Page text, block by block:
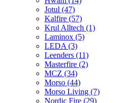
Jotul (47)
Kalfire (57)
Krul Alltech (1)
Laminox (5)
LEDA (3)
Leenders (11)
Masterfire (2)
MCZ (34)
Morso (44)
Morso Living (7)
Nordic Fire (29)